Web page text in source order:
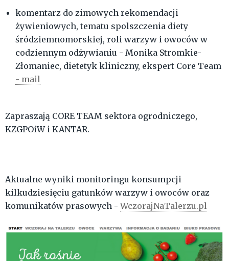
komentarz do zimowych rekomendacji
żywieniowych, tematu spolszczenia diety
śródziemnomorskiej, roli warzyw i owoców w
codziennym odżywianiu - Monika Stromkie-
Złomaniec, dietetyk kliniczny, ekspert Core Team
- mail
Zapraszają CORE TEAM sektora ogrodniczego,
KZGPOiW i KANTAR.
Aktualne wyniki monitoringu konsumpcji
kilkudziesięciu gatunków warzyw i owoców oraz
komunikatów prasowych -WczorajNaTalerzu.pl